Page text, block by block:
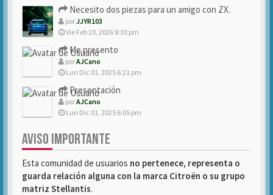
Necesito dos piezas para un amigo con ZX.
porJJYR103
Vie Feb 20, 2026 8:30 pm
Me presento
porAJCano
Lun Dic 01, 2025 6:21 pm
Presentación
porAJCano
Lun Dic 01, 2025 6:05 pm
AVISO IMPORTANTE
Esta comunidad de usuarios no pertenece, representa o
guarda relación alguna con la marca Citroën o su grupo
matriz Stellantis.